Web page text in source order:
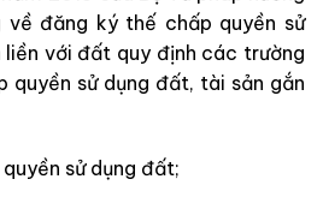
về đăng ký thế chấp quyền sử
liền với đất quy định các trường
quyền sử dụng đất, tài sản gắn
quyền sử dụng đất;